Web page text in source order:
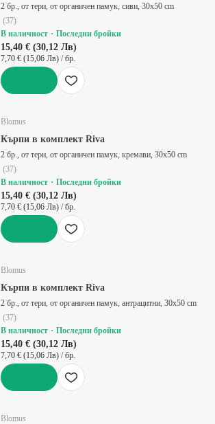
2 бр., от тери, от органичен памук, сиви, 30x50 cm
(37)
В наличност
Последни бройки
15,40 € (30,12 Лв)
7,70 € (15,06 Лв) / бр.
Blomus
Кърпи в комплект Riva
2 бр., от тери, от органичен памук, кремави, 30x50 cm
(37)
В наличност
Последни бройки
15,40 € (30,12 Лв)
7,70 € (15,06 Лв) / бр.
Blomus
Кърпи в комплект Riva
2 бр., от тери, от органичен памук, антрацитни, 30x50 cm
(37)
В наличност
Последни бройки
15,40 € (30,12 Лв)
7,70 € (15,06 Лв) / бр.
Blomus